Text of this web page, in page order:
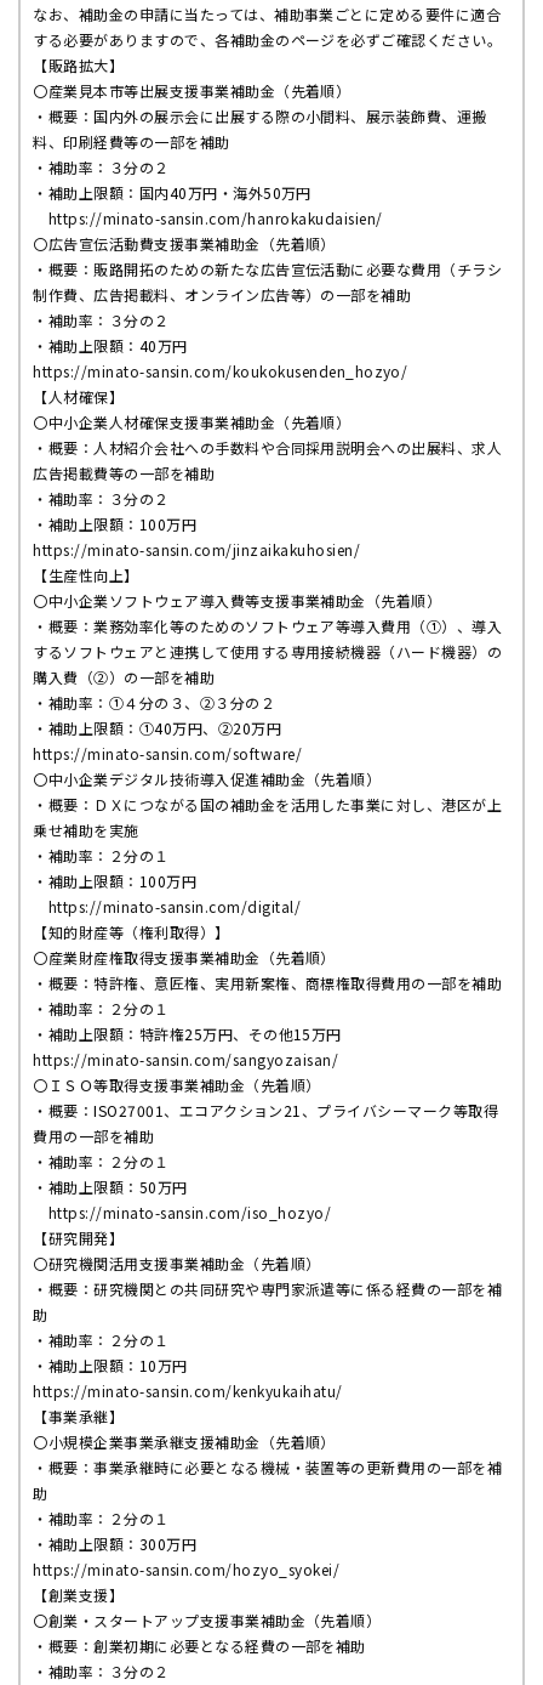
なお、補助金の申請に当たっては、補助事業ごとに定める要件に適合
する必要がありますので、各補助金のページを必ずご確認ください。
【販路拡大】
〇産業見本市等出展支援事業補助金（先着順）
・概要：国内外の展示会に出展する際の小間料、展示装飾費、運搬
料、印刷経費等の一部を補助
・補助率：３分の２
・補助上限額：国内40万円・海外50万円
https://minato-sansin.com/hanrokakudaisien/
〇広告宣伝活動費支援事業補助金（先着順）
・概要：販路開拓のための新たな広告宣伝活動に必要な費用（チラシ
制作費、広告掲載料、オンライン広告等）の一部を補助
・補助率：３分の２
・補助上限額： 40万円
https://minato-sansin.com/koukokusenden_hozyo/
【人材確保】
〇中小企業人材確保支援事業補助金（先着順）
・概要：人材紹介会社への手数料や合同採用説明会への出展料、求人
広告掲載費等の一部を補助
・補助率：３分の２
・補助上限額： 100万円
https://minato-sansin.com/jinzaikakuhosien/
【生産性向上】
〇中小企業ソフトウェア導入費等支援事業補助金（先着順）
・概要：業務効率化等のためのソフトウェア等導入費用（①）、導入
するソフトウェアと連携して使用する専用接続機器（ハード機器）の
購入費（②）の一部を補助
・補助率： ①４分の３、 ②３分の２
・補助上限額： ①40万円、 ②20万円
https://minato-sansin.com/software/
〇中小企業デジタル技術導入促進補助金（先着順）
・概要：ＤＸにつながる国の補助金を活用した事業に対し、港区が上
乗せ補助を実施
・補助率：２分の１
・補助上限額： 100万円
https://minato-sansin.com/digital/
【知的財産等（権利取得）】
〇産業財産権取得支援事業補助金（先着順）
・概要：特許権、意匠権、実用新案権、商標権取得費用の一部を補助
・補助率：２分の１
・補助上限額：特許権25万円、その他15万円
https://minato-sansin.com/sangyozaisan/
〇ＩＳＯ等取得支援事業補助金（先着順）
・概要：ISO27001、エコアクション21 、プライバシーマーク等取得
費用の一部を補助
・補助率：２分の１
・補助上限額： 50万円
https://minato-sansin.com/iso_hozyo/
【研究開発】
〇研究機関活用支援事業補助金（先着順）
・概要：研究機関との共同研究や専門家派遣等に係る経費の一部を補
助
・補助率：２分の１
・補助上限額： 10万円
https://minato-sansin.com/kenkyukaihatu/
【事業承継】
〇小規模企業事業承継支援補助金（先着順）
・概要：事業承継時に必要となる機械・装置等の更新費用の一部を補
助
・補助率：２分の１
・補助上限額： 300万円
https://minato-sansin.com/hozyo_syokei/
【創業支援】
〇創業・スタートアップ支援事業補助金（先着順）
・概要：創業初期に必要となる経費の一部を補助
・補助率：３分の２